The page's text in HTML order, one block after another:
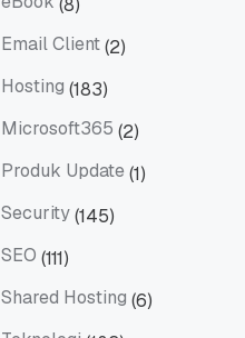
(8)
Email Client(2)
Hosting (183)
Microsoft365 (2)
Produk Update (1)
Security(145)
SEO (111)
Shared Hosting (6)